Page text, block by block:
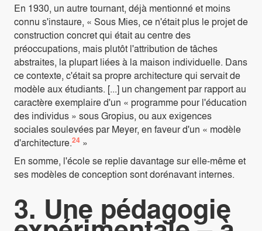
En 1930, un autre tournant, déjà mentionné et moins
connu s'instaure, « Sous Mies, ce n'était plus le projet de
construction concret qui était au centre des
préoccupations, mais plutôt l'attribution de tâches
abstraites, la plupart liées à la maison individuelle. Dans
ce contexte, c'était sa propre architecture qui servait de
modèle aux étudiants. [...] un changement par rapport au
caractère exemplaire d'un « programme pour l'éducation
des individus » sous Gropius, ou aux exigences
sociales soulevées par Meyer, en faveur d'un « modèle
d'architecture.24 »
En somme, l'école se replie davantage sur elle-même et
ses modèles de conception sont dorénavant internes.
3. Une pédagogie